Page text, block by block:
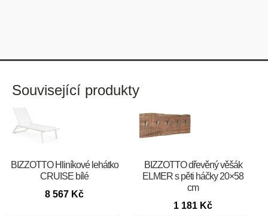
Související produkty
BIZZOTTO Hliníkové lehátko
CRUISE bílé
8 567 Kč
BIZZOTTO dřevěný věšák
ELMER s pěti háčky 20×58
cm
1 181 Kč